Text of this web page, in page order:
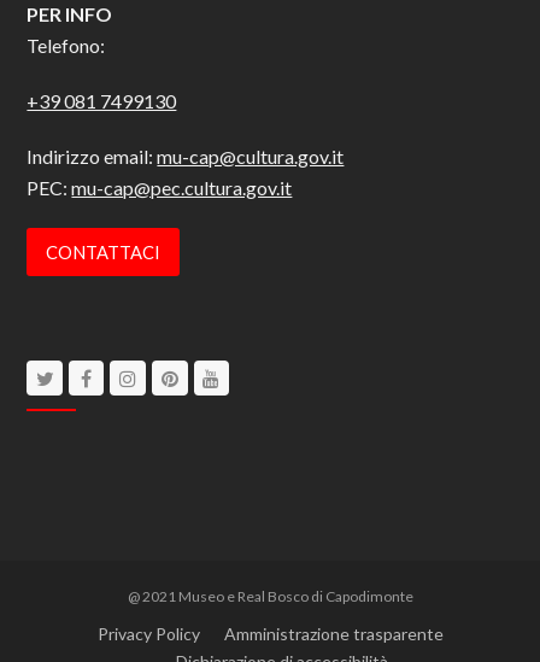
PER INFO
Telefono:
+39 081 7499130
Indirizzo email:mu-cap@cultura.gov.it
PEC:mu-cap@pec.cultura.gov.it
CONTATTACI
TwitterFacebookInstagram
Pinterest
@ 2021 Museo e Real Bosco di Capodimonte
Privacy Policy
Amministrazione trasparente